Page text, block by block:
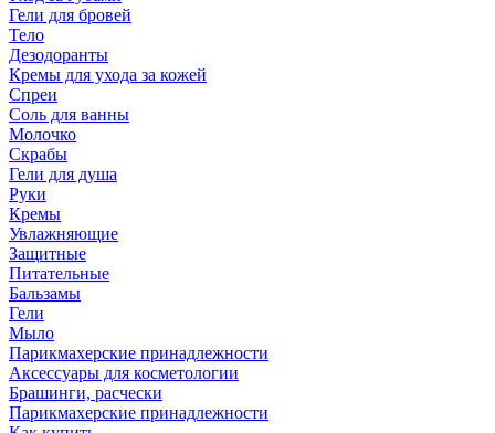
Гели для бровей
Тело
Дезодоранты
Кремы для ухода за кожей
Спреи
Соль для ванны
Молочко
Скрабы
Гели для душа
Руки
Кремы
Увлажняющие
Защитные
Питательные
Бальзамы
Гели
Мыло
Парикмахерские принадлежности
Аксессуары для косметологии
Брашинги, расчески
Парикмахерские принадлежности